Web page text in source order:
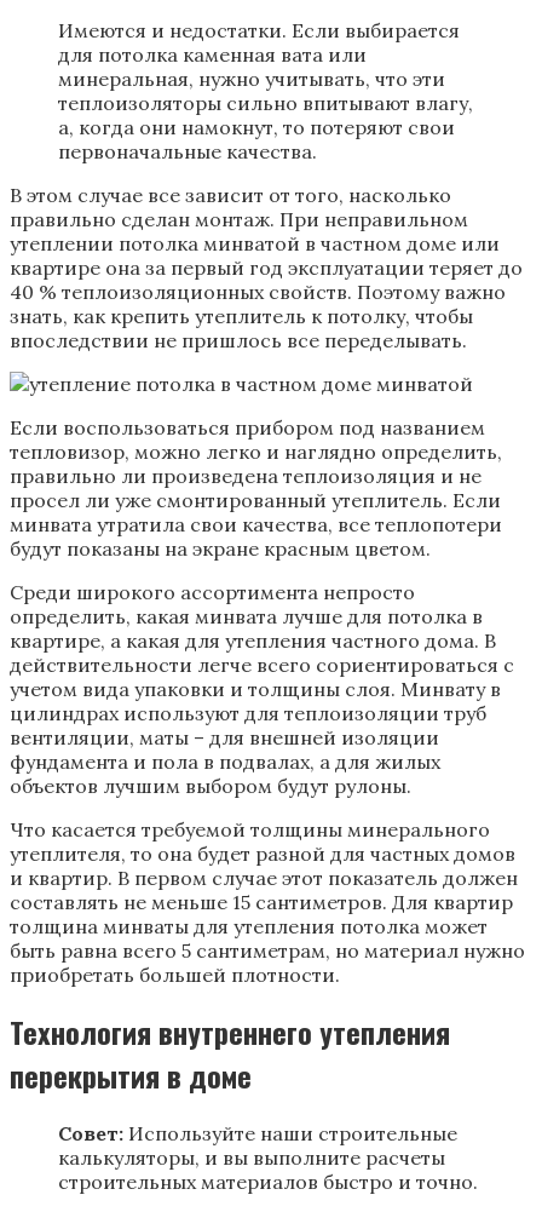
Имеются и недостатки. Если выбирается
для потолка каменная вата или
минеральная, нужно учитывать, что эти
теплоизоляторы сильно впитывают влагу,
а, когда они намокнут, то потеряют свои
первоначальные качества.
В этом случае все зависит от того, насколько
правильно сделан монтаж. При неправильном
утеплении потолка минватой в частном доме или
квартире она за первый год эксплуатации теряет до
40 % теплоизоляционных свойств. Поэтому важно
знать, как крепить утеплитель к потолку, чтобы
впоследствии не пришлось все переделывать.
Если воспользоваться прибором под названием
тепловизор, можно легко и наглядно определить,
правильно ли произведена теплоизоляция и не
просел ли уже смонтированный утеплитель. Если
минвата утратила свои качества, все теплопотери
будут показаны на экране красным цветом.
Среди широкого ассортимента непросто
определить, какая минвата лучше для потолка в
квартире, а какая для утепления частного дома. В
действительности легче всего сориентироваться с
учетом вида упаковки и толщины слоя. Минвату в
цилиндрах используют для теплоизоляции труб
вентиляции, маты – для внешней изоляции
фундамента и пола в подвалах, а для жилых
объектов лучшим выбором будут рулоны.
Что касается требуемой толщины минерального
утеплителя, то она будет разной для частных домов
и квартир. В первом случае этот показатель должен
составлять не меньше 15 сантиметров. Для квартир
толщина минваты для утепления потолка может
быть равна всего 5 сантиметрам, но материал нужно
приобретать большей плотности.
Технология внутреннего утепления
перекрытия в доме
Совет: Используйте наши строительные
калькуляторы, и вы выполните расчеты
строительных материалов быстро и точно.